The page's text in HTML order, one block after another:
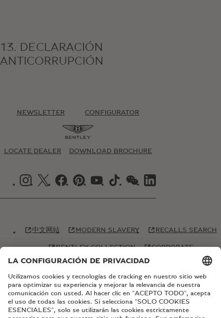
13. DECLARACIÓN
ANTICORRUPCIÓN
NEWSLETTER CONFIGURATOR
LOCATE DEALER DOWNLOAD BROCHURE
INSTAGRAM LOGO"
X LOGO"FACEBOOK LOGO"
PINTREST LOGO"
YOUTUBE LOGO"
TIKTOK LOGO"
WECHAT LOGO"
中文网站 MODERN SLAVERY RECALLS SEARCH
BENTLEY COLLECTION CORPORATE
GLOBAL WEBSITE